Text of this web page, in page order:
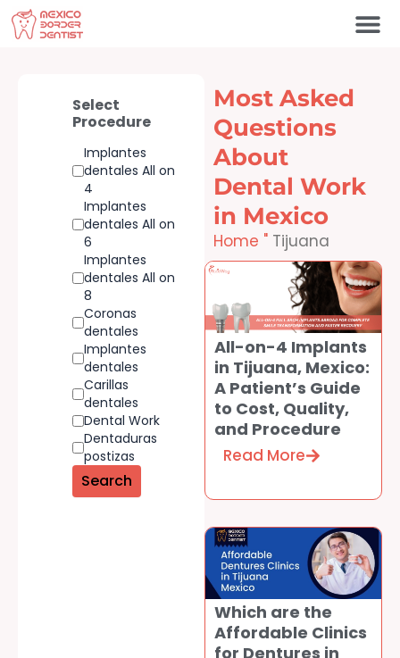
al
Select
Procedure
Implantes
dentales All on
4
Implantes
dentales All on
6
Implantes
dentales All on
8
Coronas
dentales
Implantes
dentales
Carillas
dentales
Dental Work
Dentaduras
postizas
Most Asked
Questions
About
Dental Work
in Mexico
Home " Tijuana
All-on-4 Implants
in Tijuana, Mexico:
A Patient’s Guide
to Cost, Quality,
and Procedure
Read More
Which are the
Affordable Clinics
for Dentures in